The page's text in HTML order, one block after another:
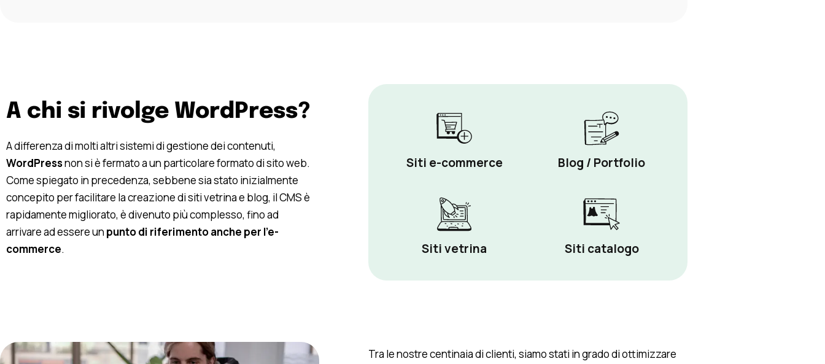
A chi si rivolge WordPress?
A differenza di molti altri sistemi di gestione dei contenuti,
WordPressnon si è fermato a un particolare formato di sito web.
Come spiegato in precedenza, sebbene sia stato inizialmente
concepito per facilitare la creazione di siti vetrina e blog, il CMS è
rapidamente migliorato, è divenuto più complesso, fino ad
arrivare ad essere un punto di riferimento anche per l’e-
commerce.
Siti e-commerce Blog / Portfolio
Siti vetrina Siti catalogo
Tra le nostre centinaia di clienti, siamo stati in grado di ottimizzare